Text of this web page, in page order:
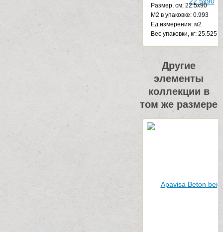
Размер, см: 22.5x90
М2 в упаковке: 0.993
Ед.измерения: м2
Веc упаковки, кг: 25.525
Другие
элементы
коллекции в
том же размере